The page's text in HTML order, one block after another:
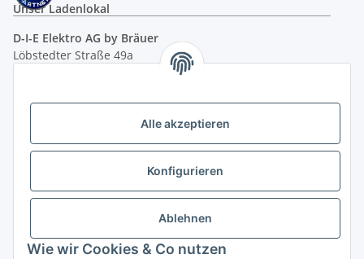
Alle akzeptieren
Konfigurieren
Ablehnen
Wie wir Cookies & Co nutzen
Unser Ladenlokal
D-I-E Elektro AG by Bräuer
Löbstedter Straße 49a
( siehe Google-Maps )
Öffnungszeiten:
10.00 - 18.00 Uhr
Ladenpreis versus Internetpreis
Vertrag widerrufen